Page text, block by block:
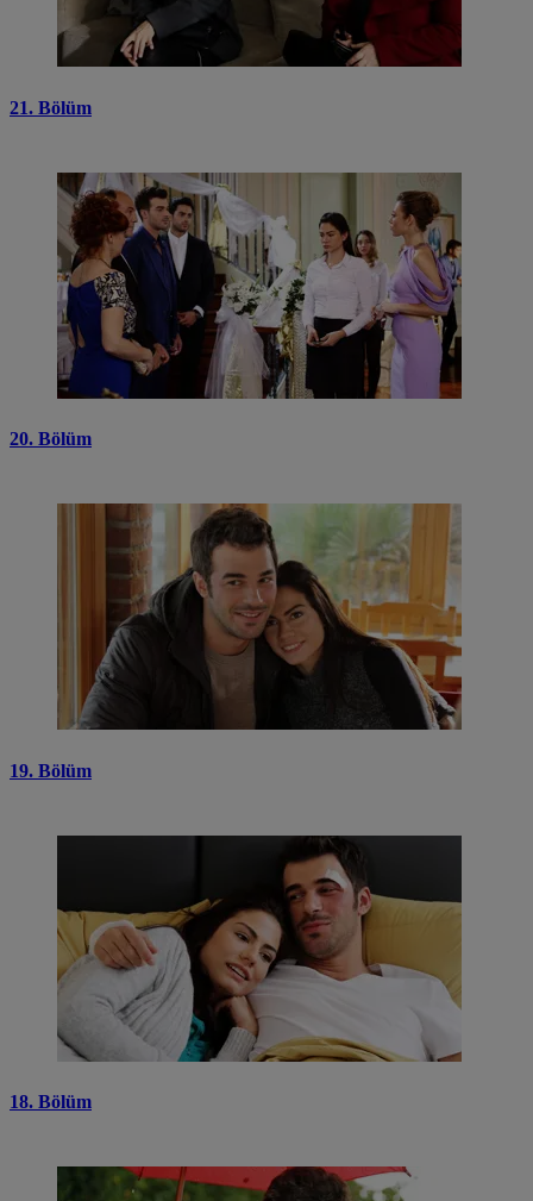
21. Bölüm
20. Bölüm
19. Bölüm
18. Bölüm